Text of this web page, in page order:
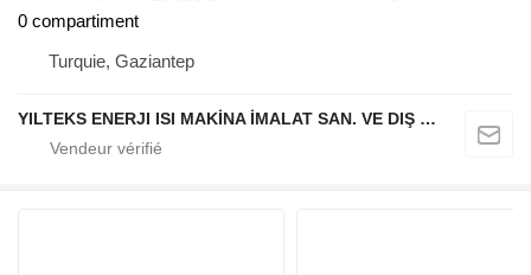
0 compartiment
Turquie, Gaziantep
YILTEKS ENERJI ISI MAKİNA İMALAT SAN. VE DIŞ TİC. LTD. ŞTİ.